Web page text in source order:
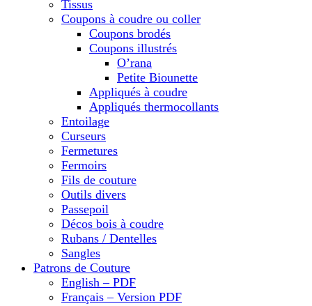
Tissus
Coupons à coudre ou coller
Coupons brodés
Coupons illustrés
O’rana
Petite Biounette
Appliqués à coudre
Appliqués thermocollants
Entoilage
Curseurs
Fermetures
Fermoirs
Fils de couture
Outils divers
Passepoil
Décos bois à coudre
Rubans / Dentelles
Sangles
Patrons de Couture
English – PDF
Français – Version PDF